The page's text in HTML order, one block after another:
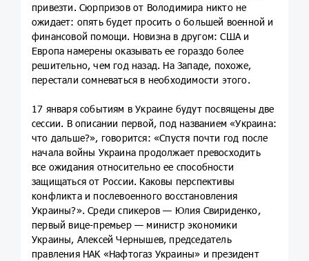
привезти. Сюрпризов от Володимира никто не
ожидает: опять будет просить о большей военной и
финансовой помощи. Новизна в другом: США и
Европа намерены оказывать ее гораздо более
решительно, чем год назад. На Западе, похоже,
перестали сомневаться в необходимости этого.
17 января событиям в Украине будут посвящены две
сессии. В описании первой, под названием «Украина:
что дальше?», говорится: «Спустя почти год после
начала войны Украина продолжает превосходить
все ожидания относительно ее способности
защищаться от России. Каковы перспективы
конфликта и послевоенного восстановления
Украины?». Среди спикеров — Юлия Свириденко,
первый вице-премьер — министр экономики
Украины, Алексей Чернышев, председатель
правления НАК «Нафтогаз Украины» и президент